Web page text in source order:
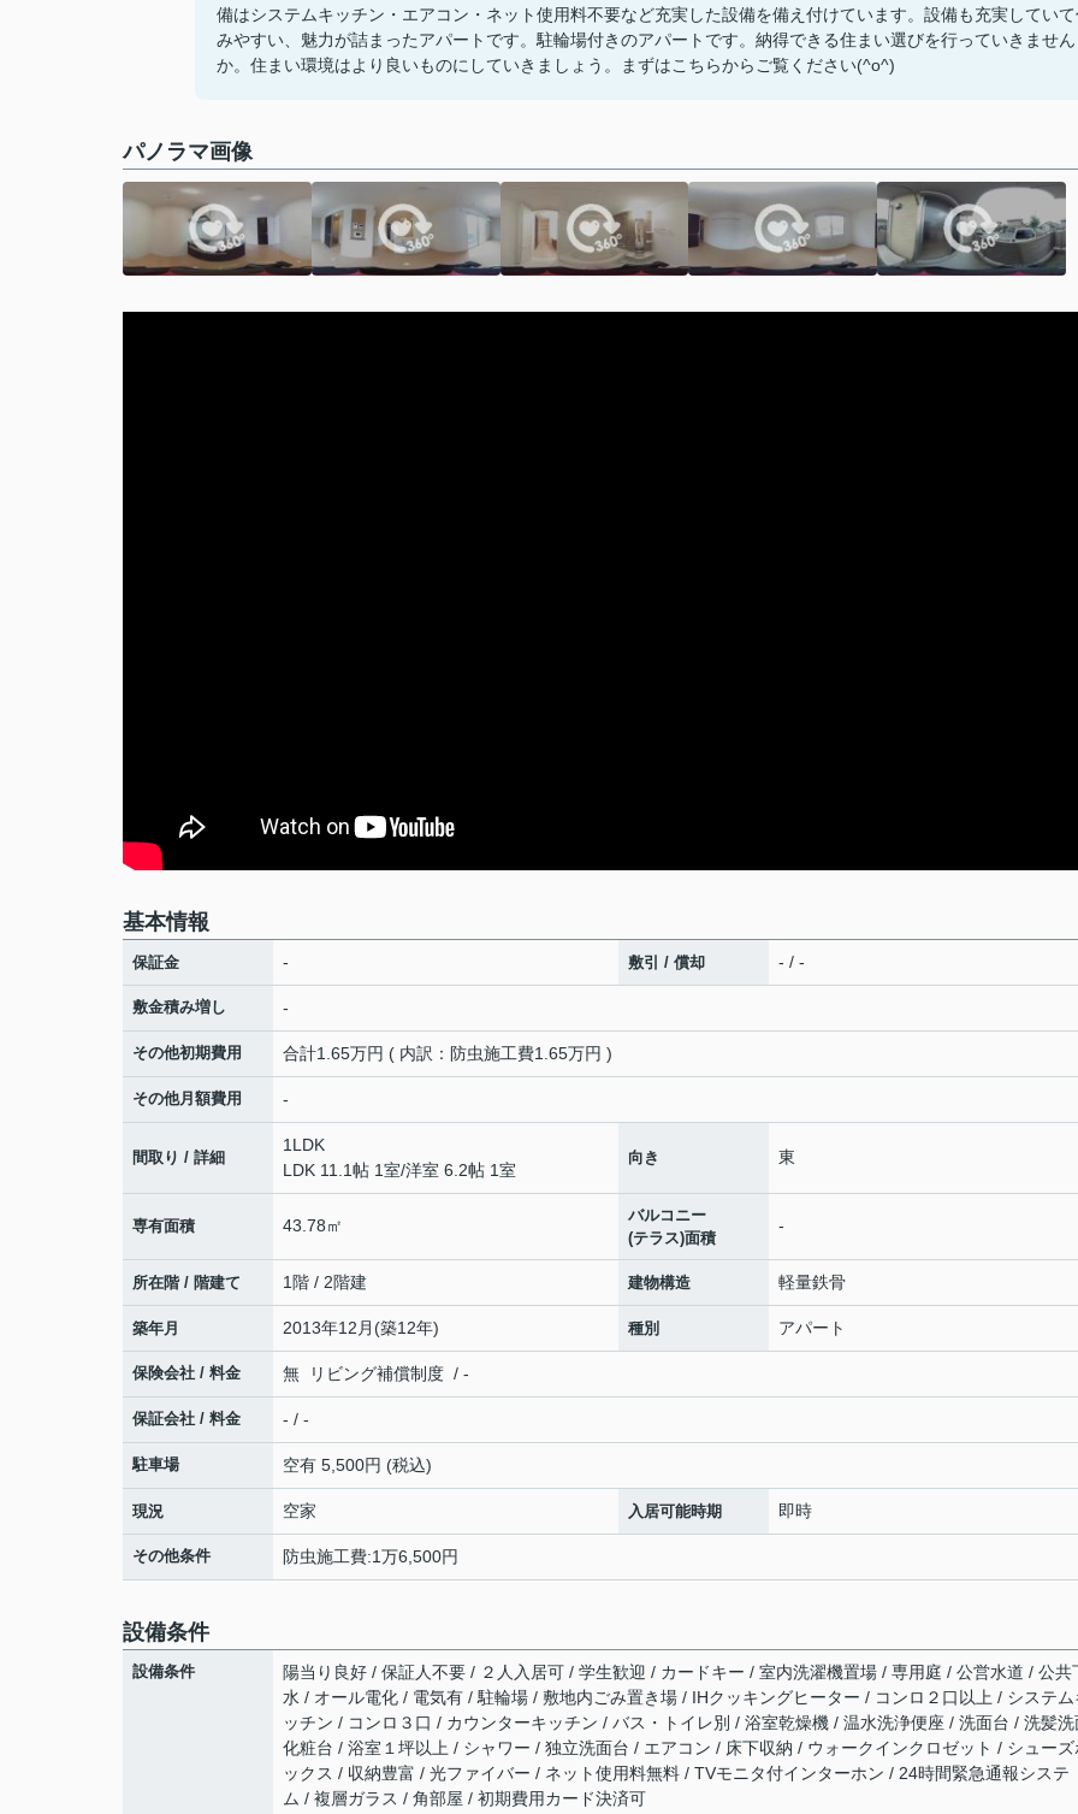
備はシステムキッチン・エアコン・ネット使用料不要など充実した設備を備え付けています。設備も充実していて
みやすい、魅力が詰まったアパートです。駐輪場付きのアパートです。納得できる住まい選びを行っていきません
か。住まい環境はより良いものにしていきましょう。まずはこちらからご覧ください(^o^)
パノラマ画像
基本情報
保証金 - 敷引 / 償却 - / -
敷金積み増し -
その他初期費用 合計1.65万円 ( 内訳：防虫施工費1.65万円 )
その他月額費用 -
間取り / 詳細
1LDK
LDK 11.1帖 1室/洋室 6.2帖 1室
向き 東
専有面積 43.78㎡
バルコニー
(テラス)面積
-
所在階 / 階建て 1階 / 2階建 建物構造 軽量鉄骨
築年月 2013年12月(築12年) 種別 アパート
保険会社 / 料金 無 リビング補償制度 / -
保証会社 / 料金 - / -
駐車場 空有 5,500円 (税込)
現況 空家 入居可能時期 即時
その他条件 防虫施工費:1万6,500円
設備条件
設備条件
陽当り良好 / 保証人不要 / ２人入居可 / 学生歓迎 / カードキー / 室内洗濯機置場 / 専用庭 / 公営水道 / 公共
水 / オール電化 / 電気有 / 駐輪場 / 敷地内ごみ置き場 / IHクッキングヒーター / コンロ２口以上 / システム
ッチン / コンロ３口 / カウンターキッチン / バス・トイレ別 / 浴室乾燥機 / 温水洗浄便座 / 洗面台 / 洗髪洗
化粧台 / 浴室１坪以上 / シャワー / 独立洗面台 / エアコン / 床下収納 / ウォークインクロゼット / シューズ
ックス / 収納豊富 / 光ファイバー / ネット使用料無料 / TVモニタ付インターホン / 24時間緊急通報システ
ム / 複層ガラス / 角部屋 / 初期費用カード決済可